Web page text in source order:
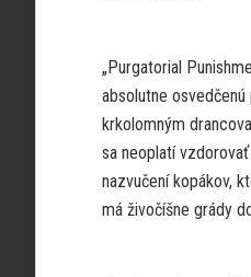
„Purgatorial
absolutne
krkolomným
sa neoplatí
nazvučení kopákov,
má živočíšne grády